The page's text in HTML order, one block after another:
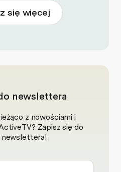
się więcej
newslettera
z nowościami i
Zapisz się do
newslettera!